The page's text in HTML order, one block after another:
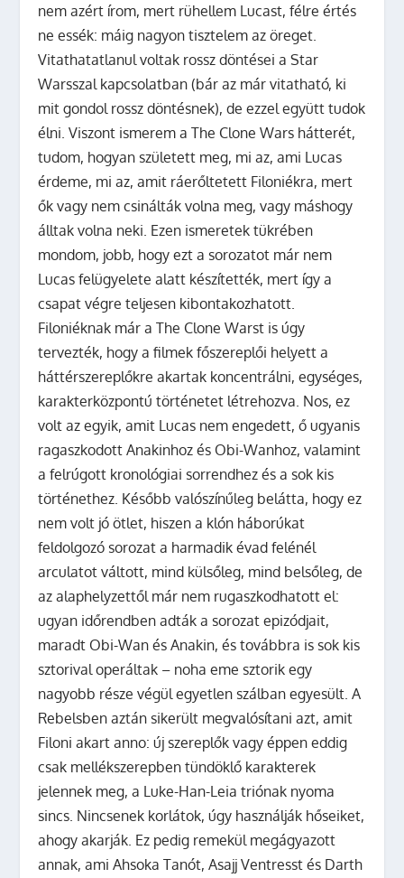
nem azért írom, mert rühellem Lucast, félre értés
ne essék: máig nagyon tisztelem az öreget.
Vitathatatlanul voltak rossz döntései a Star
Warsszal kapcsolatban (bár az már vitatható, ki
mit gondol rossz döntésnek), de ezzel együtt tudok
élni. Viszont ismerem a The Clone Wars hátterét,
tudom, hogyan született meg, mi az, ami Lucas
érdeme, mi az, amit ráerőltetett Filoniékra, mert
ők vagy nem csinálták volna meg, vagy máshogy
álltak volna neki. Ezen ismeretek tükrében
mondom, jobb, hogy ezt a sorozatot már nem
Lucas felügyelete alatt készítették, mert így a
csapat végre teljesen kibontakozhatott.
Filoniéknak már a The Clone Warst is úgy
tervezték, hogy a filmek főszereplői helyett a
háttérszereplőkre akartak koncentrálni, egységes,
karakterközpontú történetet létrehozva. Nos, ez
volt az egyik, amit Lucas nem engedett, ő ugyanis
ragaszkodott Anakinhoz és Obi-Wanhoz, valamint
a felrúgott kronológiai sorrendhez és a sok kis
történethez. Később valószínűleg belátta, hogy ez
nem volt jó ötlet, hiszen a klón háborúkat
feldolgozó sorozat a harmadik évad felénél
arculatot váltott, mind külsőleg, mind belsőleg, de
az alaphelyzettől már nem rugaszkodhatott el:
ugyan időrendben adták a sorozat epizódjait,
maradt Obi-Wan és Anakin, és továbbra is sok kis
sztorival operáltak – noha eme sztorik egy
nagyobb része végül egyetlen szálban egyesült. A
Rebelsben aztán sikerült megvalósítani azt, amit
Filoni akart anno: új szereplők vagy éppen eddig
csak mellékszerepben tündöklő karakterek
jelennek meg, a Luke-Han-Leia triónak nyoma
sincs. Nincsenek korlátok, úgy használják hőseiket,
ahogy akarják. Ez pedig remekül megágyazott
annak, ami Ahsoka Tanót, Asajj Ventresst és Darth